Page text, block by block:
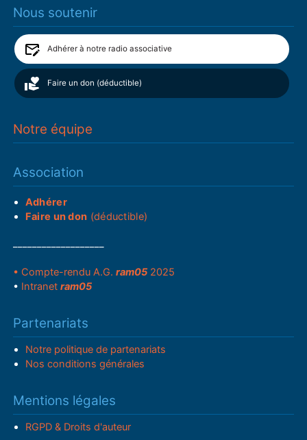
Nous soutenir
Adhérer à notre radio associative
Faire un don (déductible)
Notre équipe
Association
Adhérer
Faire un don (déductible)
• Compte-rendu A.G.ram05 2025
• Intranetram05
Partenariats
Notre politique de partenariats
Nos conditions générales
Mentions légales
RGPD & Droits d'auteur